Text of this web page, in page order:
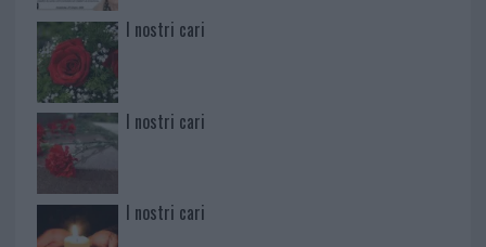
I nostri cari
I nostri cari
I nostri cari